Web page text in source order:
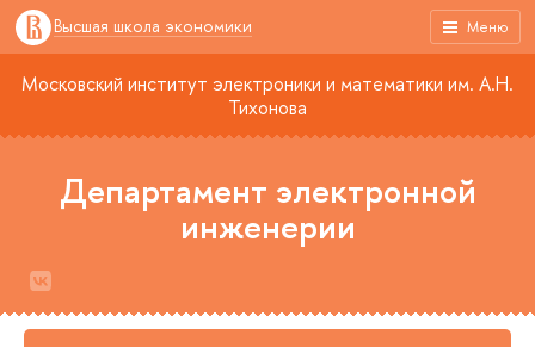
Меню
Высшая школа экономики
Московский институт электроники и математики им. А.Н.
Тихонова
Департамент электронной
инженерии